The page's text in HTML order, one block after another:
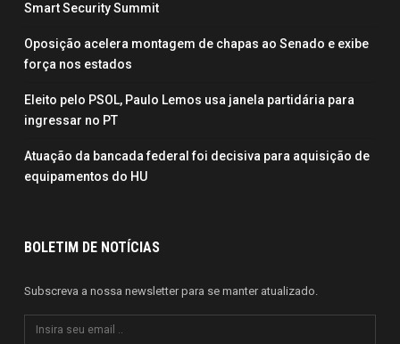
Smart Security Summit
Oposição acelera montagem de chapas ao Senado e exibe
força nos estados
Eleito pelo PSOL, Paulo Lemos usa janela partidária para
ingressar no PT
Atuação da bancada federal foi decisiva para aquisição de
equipamentos do HU
BOLETIM DE NOTÍCIAS
Subscreva a nossa newsletter para se manter atualizado.